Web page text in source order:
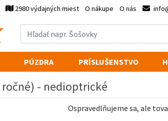
2980 výdajných miest O nákupe O nás
PÚZDRA PRÍSLUŠENSTVO
ročné) - nedioptrické
Ospravedlňujeme sa, ale